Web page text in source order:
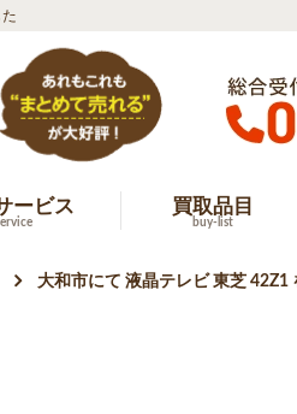
ービス 買取品目
buy-list
大和市にて 液晶テレビ 東芝 42Z1